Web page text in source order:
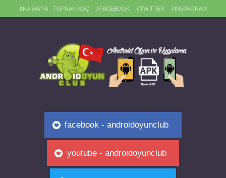
ANA SAYFA TOPRAK KOÇ //FACEBOOK //TWITTER //INSTAGRAM
facebook - androidoyunclub
youtube - androidoyunclub